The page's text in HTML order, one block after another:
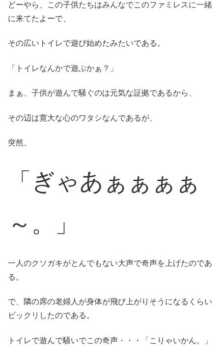
どーやら、この子供たちはみんなでこのファミレスに一緒
に来てたよーで、
その広いトイレで遊び始めたみたいである。
「トイレなんかで遊ぶかぁ？」
まぁ、子供が遊んで騒ぐのは元気な証拠であるから、
その辺は寛大な心のワタシなんであるが、
突然、
「ぎゃあぁぁぁぁ
～。」
一人のクソガキがとんでもない大声で奇声を上げたのであ
る。
で、隣の席の老婦人が身体が飛び上がりそうになるくらい
ビックリしたのである。
トイレで遊んで騒いでこの奇声・・・「こりゃいかん。」